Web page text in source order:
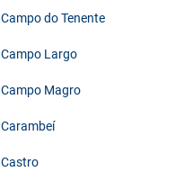
Campo do Tenente
Campo Largo
Campo Magro
Carambeí
Castro